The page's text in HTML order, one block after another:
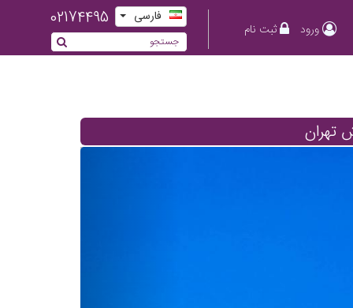
ورود ثبت نام
فارسی 02174495
تهران
Previous